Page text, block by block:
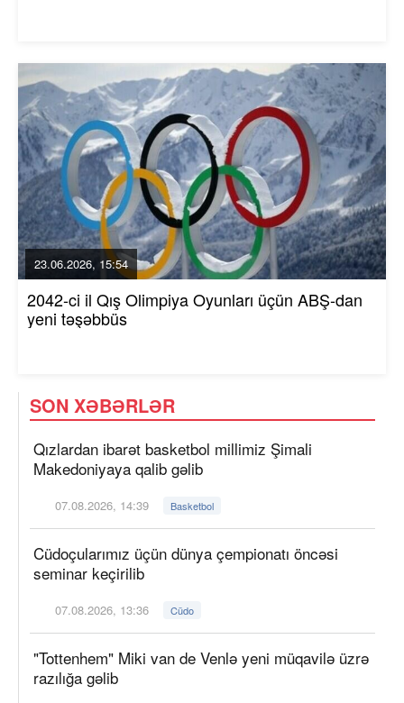
23.06.2026, 15:54
2042-ci il Qış Olimpiya Oyunları üçün ABŞ-dan
yeni təşəbbüs
SON XƏBƏRLƏR
Qızlardan ibarət basketbol millimiz Şimali
Makedoniyaya qalib gəlib
07.08.2026, 14:39 Basketbol
Cüdoçularımız üçün dünya çempionatı öncəsi
seminar keçirilib
07.08.2026, 13:36 Cüdo
"Tottenhem" Miki van de Venlə yeni müqavilə üzrə
razılığa gəlib